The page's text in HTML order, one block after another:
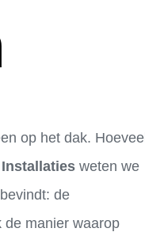
op het dak. Hoeveel
weten we
de
de manier waarop